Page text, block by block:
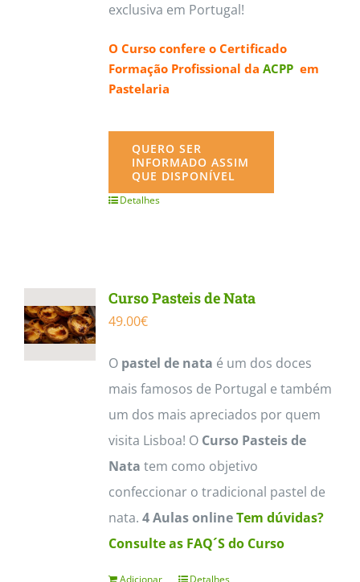
exclusiva em Portugal!
O Curso confere o Certificado
Formação Profissional da ACPPem
Pastelaria
QUERO SER
INFORMADO ASSIM
QUE DISPONÍVEL
Detalhes
Curso Pasteis de Nata
49.00€
O pastel de nata é um dos doces
mais famosos de Portugal e também
um dos mais apreciados por quem
visita Lisboa! O Curso Pasteis de
Nata tem como objetivo
confeccionar o tradicional pastel de
nata. 4 Aulas onlineTem dúvidas?
Consulte as FAQ´S do Curso